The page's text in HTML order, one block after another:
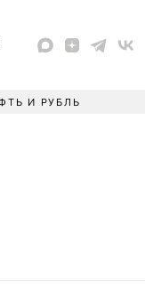
И РУБЛЬ